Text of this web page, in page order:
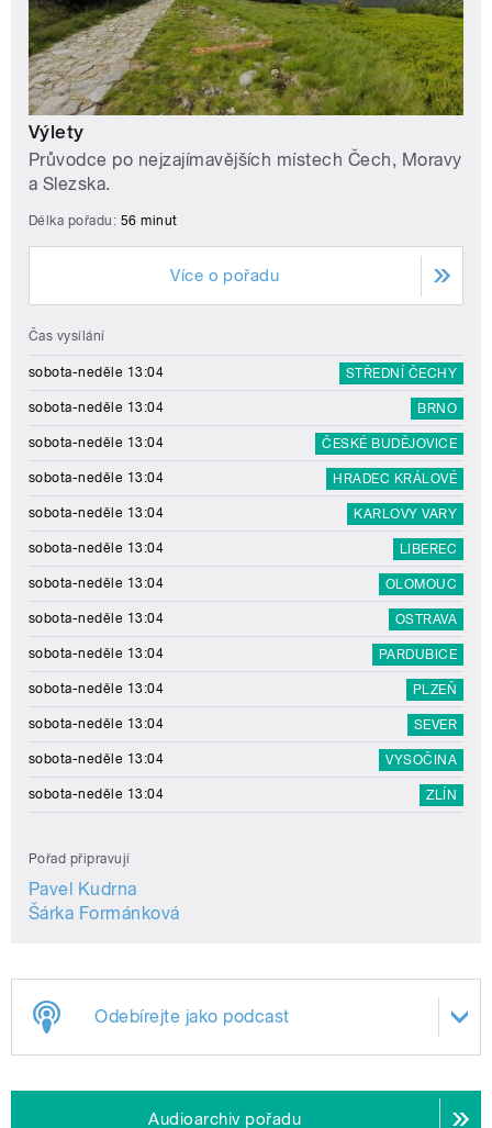
Výlety
Průvodce po nejzajímavějších místech Čech, Moravy
a Slezska.
Délka pořadu: 56 minut
Více o pořadu
Čas vysílání
sobota-neděle 13:04 STŘEDNÍ ČECHY
sobota-neděle 13:04 BRNO
sobota-neděle 13:04 ČESKÉ BUDĚJOVICE
sobota-neděle 13:04 HRADEC KRÁLOVÉ
sobota-neděle 13:04 KARLOVY VARY
sobota-neděle 13:04 LIBEREC
sobota-neděle 13:04 OLOMOUC
sobota-neděle 13:04 OSTRAVA
sobota-neděle 13:04 PARDUBICE
sobota-neděle 13:04 PLZEŇ
sobota-neděle 13:04 SEVER
sobota-neděle 13:04 VYSOČINA
sobota-neděle 13:04 ZLÍN
Pořad připravují
Pavel Kudrna
Šárka Formánková
Odebírejte jako podcast
Audioarchiv pořadu